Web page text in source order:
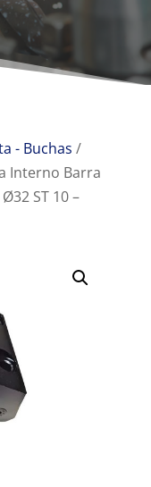
- Buchas /
Interno Barra
ST 10 –